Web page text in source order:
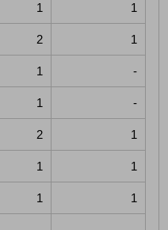
1 1
2 1
1 -
1 -
2 1
1 1
1 1